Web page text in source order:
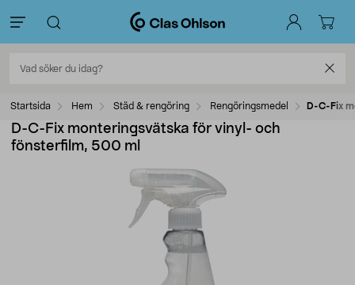
Startsida Hem Städ & rengöring Rengöringsmedel D-C-Fix
D-C-Fix monteringsvätska för vinyl- och
fönsterfilm, 500 ml